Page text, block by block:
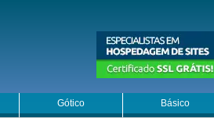
Gótico Básico